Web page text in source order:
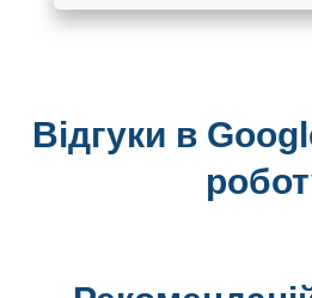
Відгуки в